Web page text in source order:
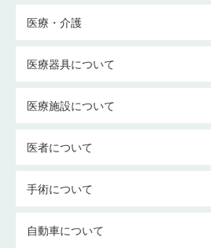
医療・介護
医療器具について
医療施設について
医者について
手術について
自動車について